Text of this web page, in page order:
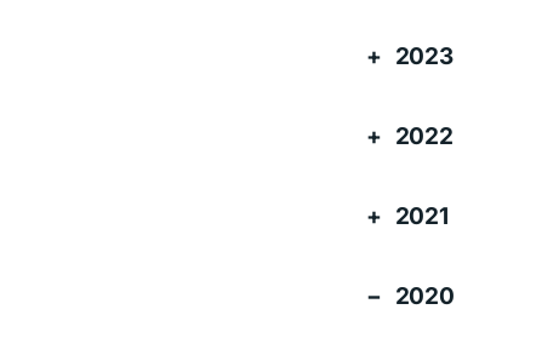
2023
2022
2021
2020